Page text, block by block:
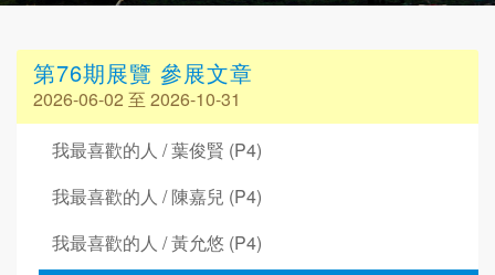
第76期展覽 參展文章
2026-06-02 至 2026-10-31
我最喜歡的人 / 葉俊賢 (P4)
我最喜歡的人 / 陳嘉兒 (P4)
我最喜歡的人 / 黃允悠 (P4)